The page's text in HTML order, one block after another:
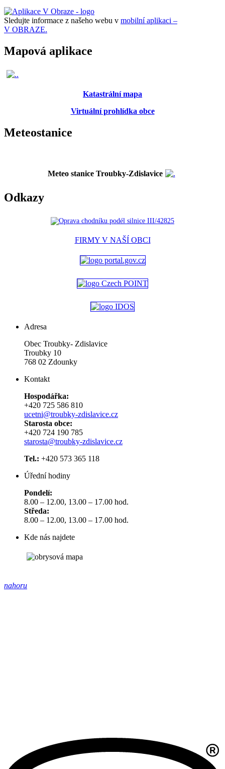
Sledujte informace z našeho webu v mobilní aplikaci –
V OBRAZE.
Mapová aplikace
Katastrální mapa
Virtuální prohlídka obce
Meteostanice
Meteo stanice Troubky-Zdislavice
Odkazy
FIRMY V NAŠÍ OBCI
Adresa
Obec Troubky- Zdislavice
Troubky 10
768 02 Zdounky
Kontakt
Hospodářka:
+420 725 586 810
ucetni@troubky-zdislavice.cz
Starosta obce:
+420 724 190 785
starosta@troubky-zdislavice.cz
Tel.: +420 573 365 118
Úřední hodiny
Pondelí:
8.00 – 12.00, 13.00 – 17.00 hod.
Středa:
8.00 – 12.00, 13.00 – 17.00 hod.
Kde nás najdete
nahoru